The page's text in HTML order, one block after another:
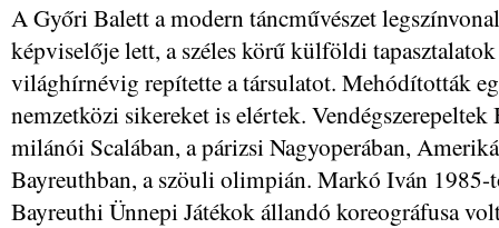
A Győri Balett a modern táncművészet
képviselője lett, a széles körű külföldi
világhírnévig repítette a társulatot. Mehódították
nemzetközi sikereket is elértek. Vendégszerepeltek
milánói Scalában, a párizsi Nagyoperában,
Bayreuthban, a szöuli olimpián. Markó Iván
Bayreuthi Ünnepi Játékok állandó koreográfusa